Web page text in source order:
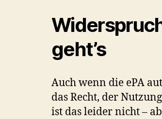
geht’s
Auch wenn die ePA
das Recht, der
ist das leider nicht –